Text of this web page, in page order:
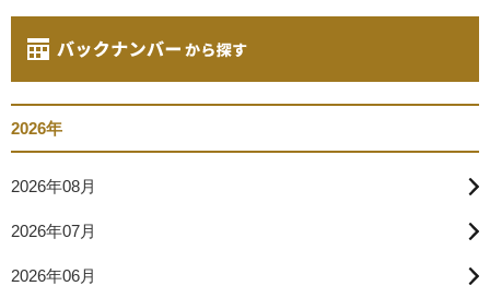
2026年
2026年08月
2026年07月
2026年06月